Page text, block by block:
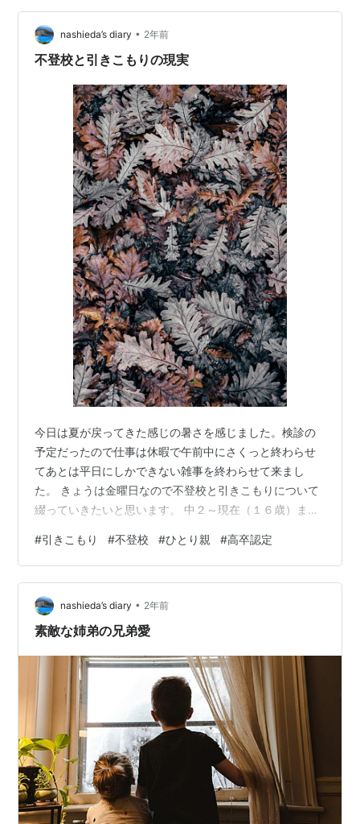
nashieda’s diary • 2年前
不登校と引きこもりの現実
今日は夏が戻ってきた感じの暑さを感じました。検診の
予定だったので仕事は休暇で午前中にさくっと終わらせ
てあとは平日にしかできない雑事を終わらせて来まし
た。 きょうは金曜日なので不登校と引きこもりについて
綴っていきたいと思います。 中２～現在（１６歳）まで
にいそしんでおりますが最近ゲーム以外の何かをやって
みたいと口にしてますが明確に何かというのはつかんで
ない様子。バイトもしたいけど一度落ちたことが気にな
っているのか動き出すことはできない模様。高卒認定の
試験は受験して次は科目履修の為の勉強をするのでその
#引きこもり #不登校 #ひとり親 #高卒認定
nashieda’s diary • 2年前
素敵な姉弟の兄弟愛